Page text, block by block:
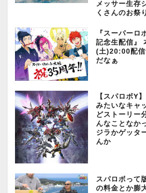
メッサー生存
くさんのお祭
『スーパーロ
記念生配信』
(土)20:00配信
だなぁ
【スパロボY
みたいなキャ
どストーリー
んなことなか
ジラかゲッタ
んか
スパロボって
の料金とか膨